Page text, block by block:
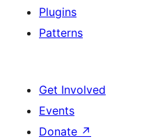
Plugins
Patterns
Get Involved
Events
Donate ↗